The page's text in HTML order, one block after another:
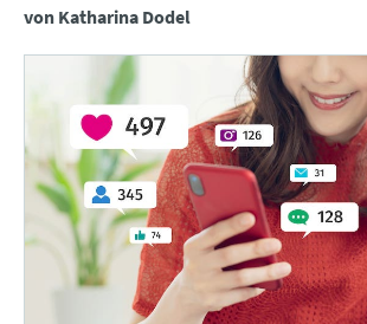
von Katharina Dodel